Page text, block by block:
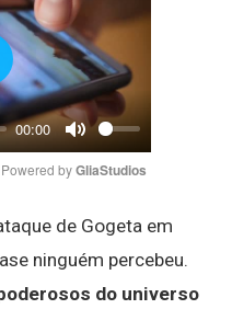
00:00
Mute
Powered by GliaStudios
de Gogeta em
ninguém percebeu.
do universo